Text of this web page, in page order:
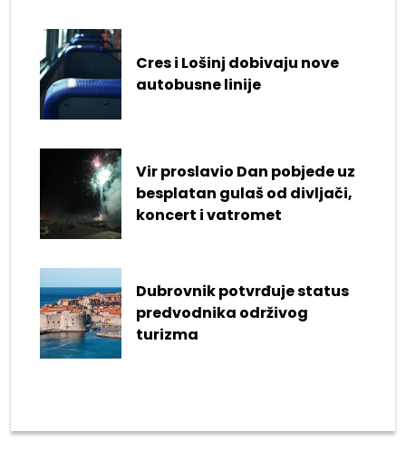
Cres i Lošinj dobivaju nove
autobusne linije
Vir proslavio Dan pobjede uz
besplatan gulaš od divljači,
koncert i vatromet
Dubrovnik potvrđuje status
predvodnika održivog
turizma